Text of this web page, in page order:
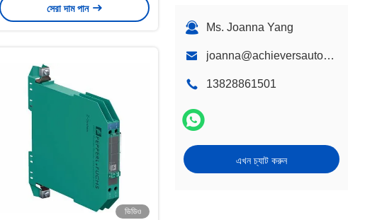
Ms. Joanna Yang
joanna@achieversautomation.com
13828861501
এখন চ্যাট করুন
সেরা দাম পান
ভিডিও